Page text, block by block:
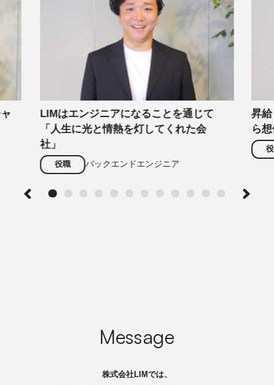
LIMはエンジニアになることを通じて
「人生に光と情熱を灯してくれた会
社」
役職 バックエンドエンジニア
昇
ら
Message
株式会社LIMでは、